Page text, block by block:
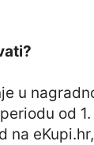
u
od
na